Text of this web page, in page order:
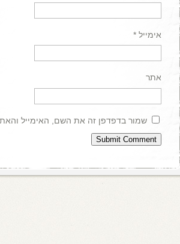
אימייל *
אתר
שמור בדפדפן זה את השם, האימייל